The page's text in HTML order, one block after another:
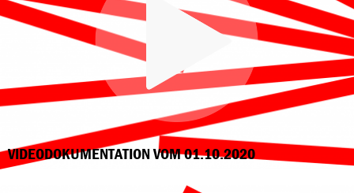
VIDEODOKUMENTATION VOM 01.10.2020